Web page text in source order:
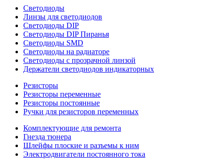
Светодиоды
Линзы для светодиодов
Светодиоды DIP
Светодиоды DIP Пиранья
Светодиоды SMD
Светодиоды на радиаторе
Светодиоды с прозрачной линзой
Держатели светодиодов индикаторных
Резисторы
Резисторы переменные
Резисторы постоянные
Ручки для резисторов переменных
Комплектующие для ремонта
Гнезда тюнера
Шлейфы плоские и разъемы к ним
Электродвигатели постоянного тока